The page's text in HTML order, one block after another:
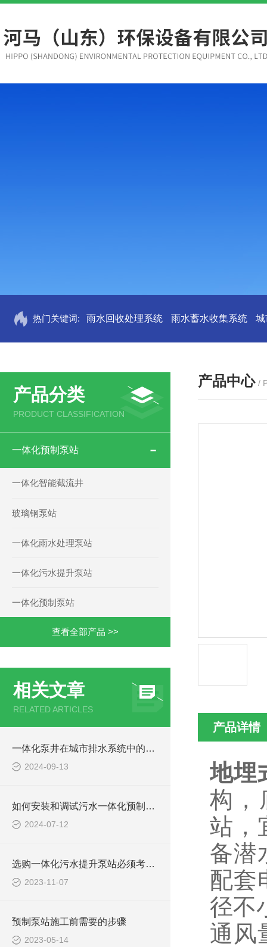
热门关键词: 雨水回收处理系统 雨水蓄水收集系统 城
产品分类
PRODUCT CLASSIFICATION
一体化预制泵站
一体化智能截流井
玻璃钢泵站
一体化雨水处理泵站
一体化污水提升泵站
一体化预制泵站
查看全部产品 >>
相关文章
RELATED ARTICLES
一体化泵井在城市排水系统中的应用
2024-09-13
如何安装和调试污水一体化预制泵站？
2024-07-12
选购一体化污水提升泵站必须考虑些什么问题？
2023-11-07
预制泵站施工前需要的步骤
2023-05-14
产品中心 /
产品详情
地埋
构，
站，
备潜
配套
径不
通风